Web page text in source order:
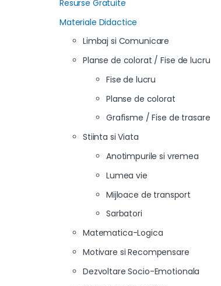
Resurse Gratuite
Materiale Didactice
Limbaj si Comunicare
Planse de colorat / Fise de lucru
Fise de lucru
Planse de colorat
Grafisme / Fise de trasare
Stiinta si Viata
Anotimpurile si vremea
Lumea vie
Mijloace de transport
Sarbatori
Matematica-Logica
Motivare si Recompensare
Dezvoltare Socio-Emotionala